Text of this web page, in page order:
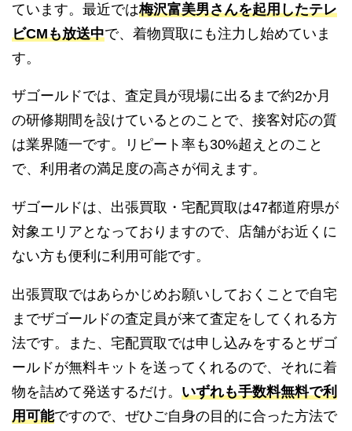
ています。最近では梅沢富美男さんを起用したテレ
ビCMも放送中で、着物買取にも注力し始めていま
す。
ザゴールドでは、査定員が現場に出るまで約2か月
の研修期間を設けているとのことで、接客対応の質
は業界随一です。リピート率も30%超えとのこと
で、利用者の満足度の高さが伺えます。
ザゴールドは、出張買取・宅配買取は47都道府県が
対象エリアとなっておりますので、店舗がお近くに
ない方も便利に利用可能です。
出張買取ではあらかじめお願いしておくことで自宅
までザゴールドの査定員が来て査定をしてくれる方
法です。また、宅配買取では申し込みをするとザゴ
ールドが無料キットを送ってくれるので、それに着
物を詰めて発送するだけ。 いずれも手数料無料で利
用可能ですので、ぜひご自身の目的に合った方法で